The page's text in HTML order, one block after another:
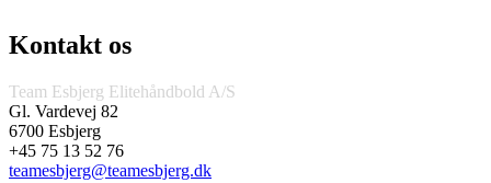
Kontakt os
Team Esbjerg Elitehåndbold A/S
Gl. Vardevej 82
6700 Esbjerg
+45 75 13 52 76
teamesbjerg@teamesbjerg.dk